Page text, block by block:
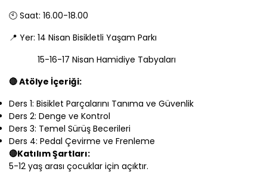
🕙 Saat: 16.00-18.00
📍 Yer: 14 Nisan Bisikletli Yaşam Parkı
15-16-17 Nisan Hamidiye Tabyaları
🔴 Atölye İçeriği:
Ders 1: Bisiklet Parçalarını Tanıma ve Güvenlik
Ders 2: Denge ve Kontrol
Ders 3: Temel Sürüş Becerileri
Ders 4: Pedal Çevirme ve Frenleme
🔴Katılım Şartları:
5-12 yaş arası çocuklar için açıktır.